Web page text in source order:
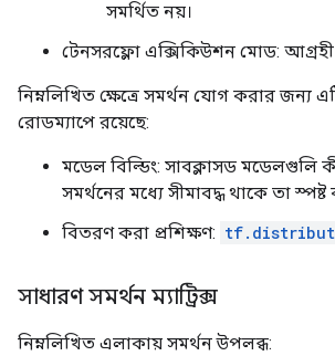
সমর্থিত নয়।
টেনসরফ্লো এক্সিকিউশন মোড:
নিম্নলিখিত ক্ষেত্রে সমর্থন যোগ করার জন্য
রোডম্যাপে রয়েছে:
মডেল বিল্ডিং: সাবক্লাসড মডেলগুলি
সমর্থনের মধ্যে সীমাবদ্ধ থাকে তা
বিতরণ করা প্রশিক্ষণ:
সাধারণ সমর্থন ম্যাট্রিক্স
নিম্নলিখিত এলাকায় সমর্থন উপলব্ধ: